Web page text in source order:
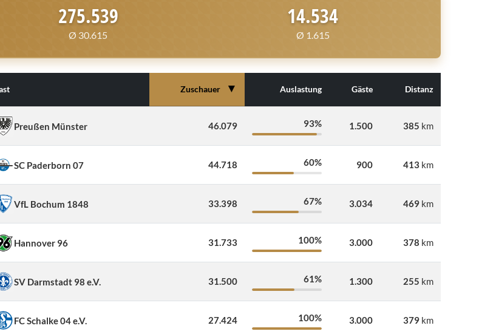
275.539
Ø 30.615
14.534
Ø 1.615
Zuschauer ▼ Auslastung Gäste Distanz
Preußen Münster 46.079 93% 1.500 385 km
SC Paderborn 07 44.718 60% 900 413 km
VfL Bochum 1848 33.398 67% 3.034 469 km
Hannover 96 31.733 100% 3.000 378 km
SV Darmstadt 98 e.V. 31.500 61% 1.300 255 km
FC Schalke 04 e.V. 27.424 100% 3.000 379 km